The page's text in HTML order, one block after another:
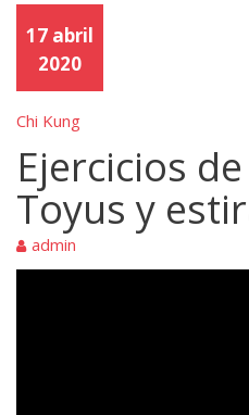
17 abril
2020
Chi Kung
Ejercicios
Toyus y
admin